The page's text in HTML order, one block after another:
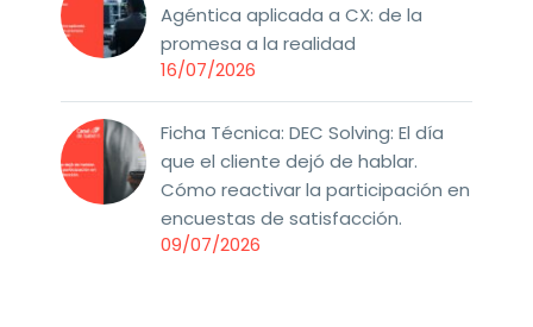
Agéntica aplicada a CX: de la
promesa a la realidad
16/07/2026
Ficha Técnica: DEC Solving: El día
que el cliente dejó de hablar.
Cómo reactivar la participación en
encuestas de satisfacción.
09/07/2026